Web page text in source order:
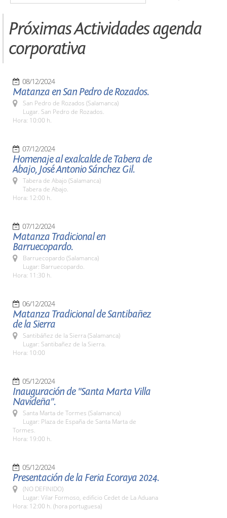
Próximas Actividades agenda
corporativa
08/12/2024
Matanza en San Pedro de Rozados.
San Pedro de Rozados (Salamanca)
Lugar. San Pedro de Rozados.
Hora: 10:00 h.
07/12/2024
Homenaje al exalcalde de Tabera de
Abajo, José Antonio Sánchez Gil.
Tabera de Abajo (Salamanca)
Tabera de Abajo.
Hora: 12:00 h.
07/12/2024
Matanza Tradicional en
Barruecopardo.
Barruecopardo (Salamanca)
Lugar: Barruecopardo.
Hora: 11:30 h.
06/12/2024
Matanza Tradicional de Santibañez
de la Sierra
Santibáñez de la Sierra (Salamanca)
Lugar: Santibañez de la Sierra.
Hora: 10:00
05/12/2024
Inauguración de "Santa Marta Villa
Navideña".
Santa Marta de Tormes (Salamanca)
Lugar: Plaza de España de Santa Marta de
Tormes.
Hora: 19:00 h.
05/12/2024
Presentación de la Feria Ecoraya 2024.
(NO DEFINIDO)
Lugar: Vilar Formoso, edificio Cedet de La Aduana
Hora: 12:00 h. (hora portuguesa)